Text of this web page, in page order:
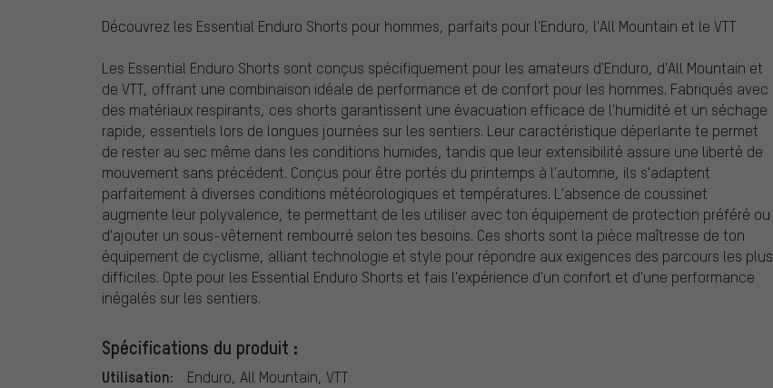
Découvrez les Essential Enduro Shorts pour hommes, parfaits pour l'Enduro, l'All Mountain et le VTT
Les Essential Enduro Shorts sont conçus spécifiquement pour les amateurs d'Enduro, d'All Mountain et
de VTT, offrant une combinaison idéale de performance et de confort pour les hommes. Fabriqués avec
des matériaux respirants, ces shorts garantissent une évacuation efficace de l'humidité et un séchage
rapide, essentiels lors de longues journées sur les sentiers. Leur caractéristique déperlante te permet
de rester au sec même dans les conditions humides, tandis que leur extensibilité assure une liberté de
mouvement sans précédent. Conçus pour être portés du printemps à l'automne, ils s'adaptent
parfaitement à diverses conditions météorologiques et températures. L'absence de coussinet
augmente leur polyvalence, te permettant de les utiliser avec ton équipement de protection préféré ou
d'ajouter un sous-vêtement rembourré selon tes besoins. Ces shorts sont la pièce maîtresse de ton
équipement de cyclisme, alliant technologie et style pour répondre aux exigences des parcours les plus
difficiles. Opte pour les Essential Enduro Shorts et fais l'expérience d'un confort et d'une performance
inégalés sur les sentiers.
Spécifications du produit :
Utilisation: Enduro, All Mountain, VTT